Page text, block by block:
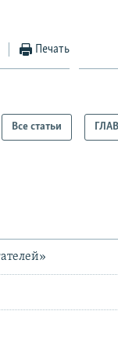
Печать
Все статьи